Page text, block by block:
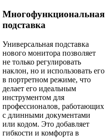
Многофункциональная
подставка
Универсальная подставка
нового монитора позволяет
не только регулировать
наклон, но и использовать его
в портретном режиме, что
делает его идеальным
инструментом для
профессионалов, работающих
с длинными документами
или кодом. Это добавляет
гибкости и комфорта в